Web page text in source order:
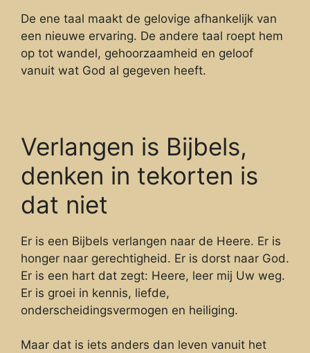
De ene taal maakt de gelovige afhankelijk van
een nieuwe ervaring. De andere taal roept hem
op tot wandel, gehoorzaamheid en geloof
vanuit wat God al gegeven heeft.
Verlangen is Bijbels,
denken in tekorten is
dat niet
Er is een Bijbels verlangen naar de Heere. Er is
honger naar gerechtigheid. Er is dorst naar God.
Er is een hart dat zegt: Heere, leer mij Uw weg.
Er is groei in kennis, liefde,
onderscheidingsvermogen en heiliging.
Maar dat is iets anders dan leven vanuit het